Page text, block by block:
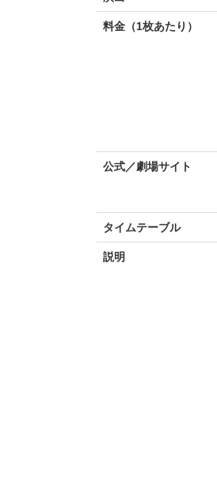
料金（1枚あたり）
公式／劇場サイト
タイムテーブル
説明